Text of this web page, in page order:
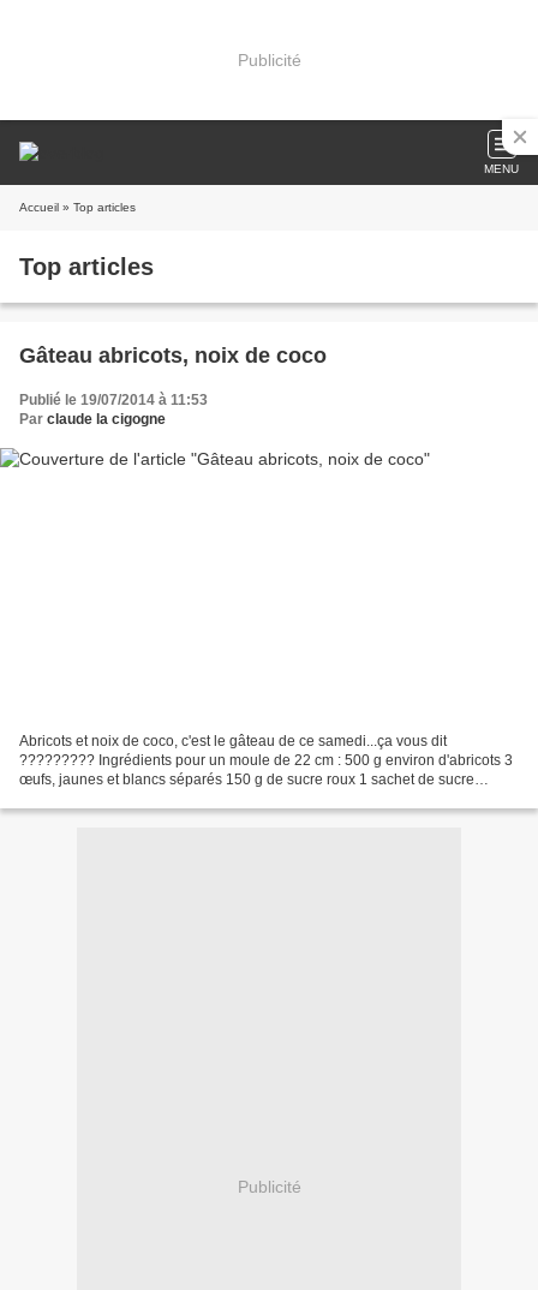
Publicité
MENU
Accueil » Top articles
Top articles
Gâteau abricots, noix de coco
Publié le 19/07/2014 à 11:53
Par claude la cigogne
Abricots et noix de coco, c'est le gâteau de ce samedi...ça vous dit
????????? Ingrédients pour un moule de 22 cm : 500 g environ d'abricots 3
œufs, jaunes et blancs séparés 150 g de sucre roux 1 sachet de sucre
Publicité